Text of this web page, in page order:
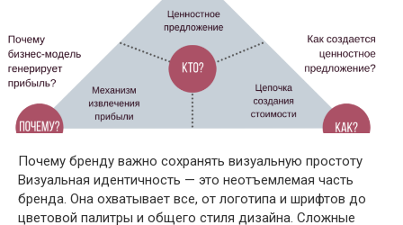
Почему бренду важно сохранять визуальную простоту
Визуальная идентичность — это неотъемлемая часть
бренда. Она охватывает все, от логотипа и шрифтов до
цветовой палитры и общего стиля дизайна. Сложные